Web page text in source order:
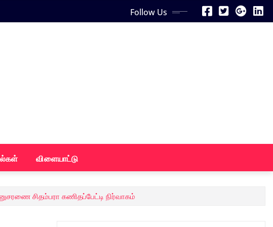
Follow Us
விளையாட்டு
சிதம்பரா கணிதப்பேட்டி நிர்வாகம்